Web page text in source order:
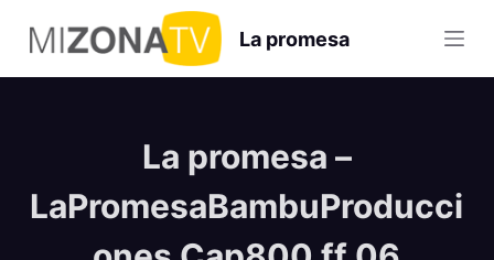
S
a
l
La promesa
La promesa –
LaPromesaBambuProducci